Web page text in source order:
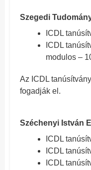
Szegedi
ICDL
ICDL
modulos –
Az ICDL
fogadják el.
Széchenyi István
ICDL
ICDL
ICDL